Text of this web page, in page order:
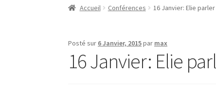
Accueil Conférences 16 Janvier: Elie
Posté sur 6 Janvier, 2015par max
16 Janvier: Elie